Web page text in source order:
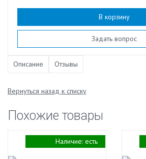
В корзину
Задать вопрос
Описание Отзывы
Вернуться назад к списку
Похожие товары
Наличие: есть